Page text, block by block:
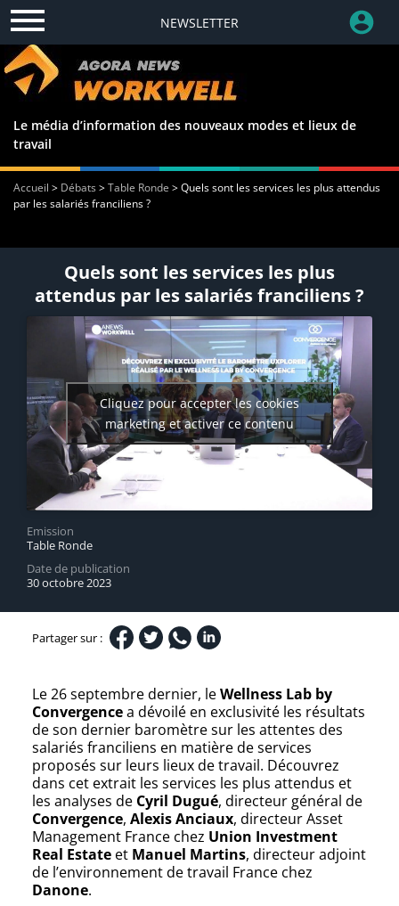
NEWSLETTER
Le média d’information des nouveaux modes et lieux de
travail
Accueil > Débats>Table Ronde >Quels sont les services les plus attendus
par les salariés franciliens ?
Quels sont les services les plus
attendus par les salariés franciliens ?
Cliquez pour accepter les cookies
marketing et activer ce contenu
Emission
Table Ronde
Date de publication
30 octobre 2023
Partager sur :
Le 26 septembre dernier, leWellness Lab by
Convergencea dévoilé en exclusivité les résultats
de son dernier baromètre sur les attentes des
salariés franciliens en matière de services
proposés sur leurs lieux de travail. Découvrez
dans cet extrait les services les plus attendus et
les analyses de Cyril Dugué, directeur général de
Convergence, Alexis Anciaux, directeur Asset
Management France chez Union Investment
Real Estateet Manuel Martins, directeur adjoint
de l’environnement de travail France chez
Danone.